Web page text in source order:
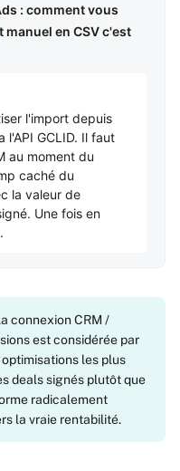
: comment vous
en CSV c'est
l'import depuis
l'API GCLID. Il faut
au moment du
caché du
la valeur de
Une fois en
connexion CRM /
est considérée par
les plus
deals signés plutôt que
radicalement
la vraie rentabilité.